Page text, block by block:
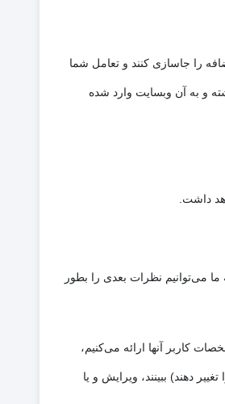
را جاسازی کنند و تعامل شما
و به آن وبسایت وارد شده
می‌توانیم نظرات بعدی را بطور
کاربر آنها ارائه می‌کنیم،
دهند) ببینند، ویرایش و یا